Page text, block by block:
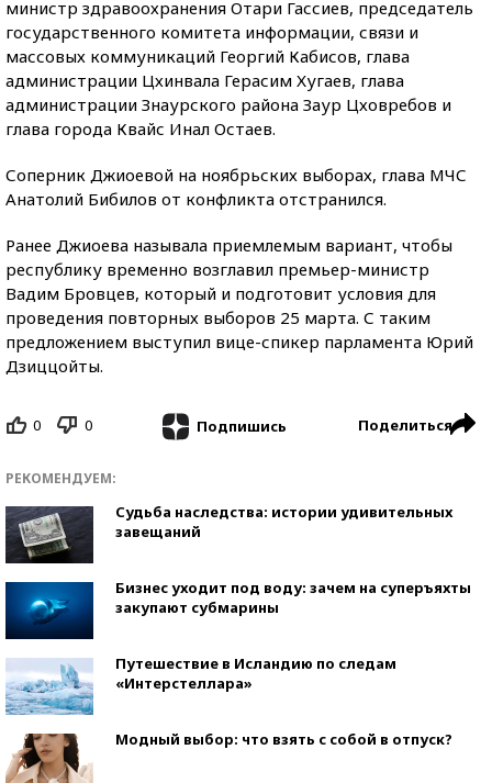
министр здравоохранения Отари Гассиев, председатель
государственного комитета информации, связи и
массовых коммуникаций Георгий Кабисов, глава
администрации Цхинвала Герасим Хугаев, глава
администрации Знаурского района Заур Цховребов и
глава города Квайс Инал Остаев.
Соперник Джиоевой на ноябрьских выборах, глава МЧС
Анатолий Бибилов от конфликта отстранился.
Ранее Джиоева называла приемлемым вариант, чтобы
республику временно возглавил премьер-министр
Вадим Бровцев, который и подготовит условия для
проведения повторных выборов 25 марта. С таким
предложением выступил вице-спикер парламента Юрий
Дзиццойты.
0 0 Подпишись Поделиться
РЕКОМЕНДУЕМ:
Судьба наследства: истории удивительных
завещаний
Бизнес уходит под воду: зачем на суперъяхты
закупают субмарины
Путешествие в Исландию по следам
«Интерстеллара»
Модный выбор: что взять с собой в отпуск?